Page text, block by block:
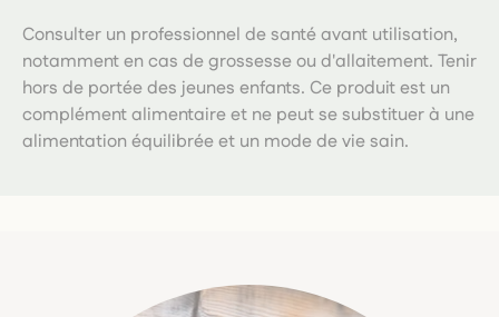
Consulter un professionnel de santé avant utilisation,
notamment en cas de grossesse ou d'allaitement. Tenir
hors de portée des jeunes enfants. Ce produit est un
complément alimentaire et ne peut se substituer à une
alimentation équilibrée et un mode de vie sain.